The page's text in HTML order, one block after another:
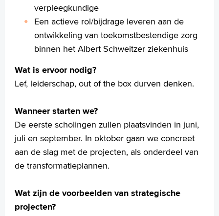
verpleegkundige
Een actieve rol/bijdrage leveren aan de
ontwikkeling van toekomstbestendige zorg
binnen het Albert Schweitzer ziekenhuis
Wat is ervoor nodig?
Lef, leiderschap, out of the box durven denken.
Wanneer starten we?
De eerste scholingen zullen plaatsvinden in juni,
juli en september. In oktober gaan we concreet
aan de slag met de projecten, als onderdeel van
de transformatieplannen.
Wat zijn de voorbeelden van strategische
projecten?